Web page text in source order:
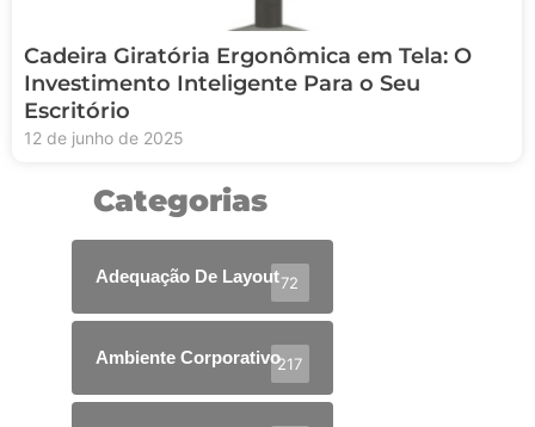
Cadeira Giratória Ergonômica em Tela: O
Investimento Inteligente Para o Seu
Escritório
12 de junho de 2025
Categorias
Adequação De Layout72
Ambiente Corporativo217